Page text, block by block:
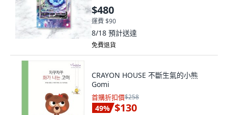
$480
運費 $90
8/18 預計送達
免費退貨
CRAYON HOUSE 不斷生氣的小熊
Gomi
首購折扣價$258
49% $130